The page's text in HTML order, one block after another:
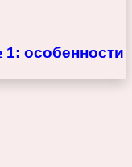
особенности